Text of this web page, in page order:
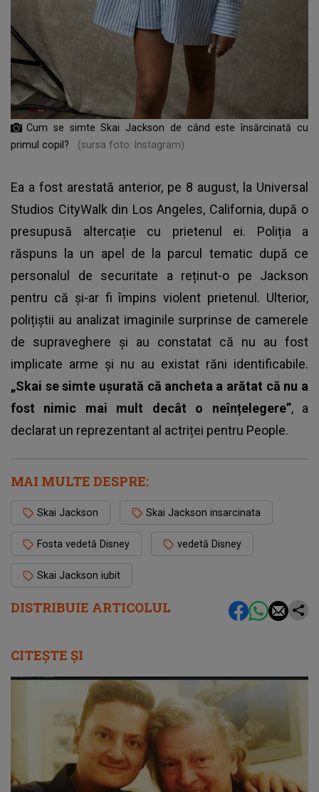
DISTRIBUIE ARTICOLUL
Cum se simte Skai Jackson de când este însărcinată cu
primul copil?
(sursa foto: Instagram)
Ea a fost arestată anterior, pe 8 august, la Universal
Studios CityWalk din Los Angeles, California, după o
presupusă altercație cu prietenul ei. Poliția a
răspuns la un apel de la parcul tematic după ce
personalul de securitate a reținut-o pe Jackson
pentru că și-ar fi împins violent prietenul. Ulterior,
polițiștii au analizat imaginile surprinse de camerele
de supraveghere și au constatat că nu au fost
implicate arme și nu au existat răni identificabile.
„Skai se simte ușurată că ancheta a arătat că nu a
fost nimic mai mult decât o neînțelegere”, a
declarat un reprezentant al actriței pentru People.
MAI MULTE DESPRE:
Skai Jackson Skai Jackson insarcinata
Fosta vedetă Disney vedetă Disney
Skai Jackson iubit
CITEȘTE ȘI